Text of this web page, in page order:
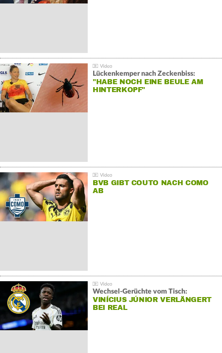
Lückenkemper nach Zeckenbiss:
"HABE NOCH EINE BEULE AM
HINTERKOPF"
BVB GIBT COUTO NACH COMO
AB
Wechsel-Gerüchte vom Tisch:
VINÍCIUS JÚNIOR VERLÄNGERT
BEI REAL